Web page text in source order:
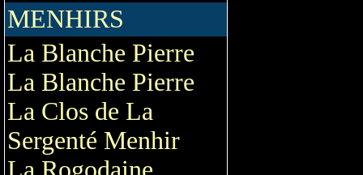
MENHIRS
La Blanche Pierre
La Blanche Pierre
La Clos de La
Sergenté Menhir